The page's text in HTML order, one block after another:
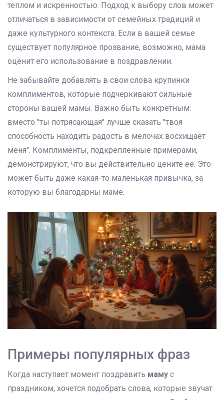
теплом и искренностью. Подход к выбору слов может
отличаться в зависимости от семейных традиций и
даже культурного контекста. Если в вашей семье
существует популярное прозвание, возможно, мама
оценит его использование в поздравлении.
Не забывайте добавлять в свои слова крупинки
комплиментов, которые подчеркивают сильные
стороны вашей мамы. Важно быть конкретным:
вместо "ты потрясающая" лучше сказать "твоя
способность находить радость в мелочах восхищает
меня". Комплименты, подкрепленные примерами,
демонстрируют, что вы действительно цените её. Это
может быть даже какая-то маленькая привычка, за
которую вы благодарны маме.
Примеры популярных фраз
Когда наступает момент поздравить маму с
праздником, хочется подобрать слова, которые звучат